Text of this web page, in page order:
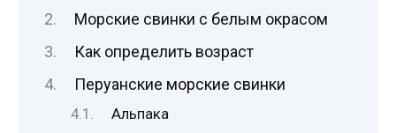
Морские свинки с белым окрасом
Как определить возраст
Перуанские морские свинки
Альпака